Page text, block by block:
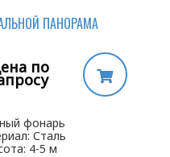
ПАНОРАМА
по
фонарь
Сталь
4-5 м